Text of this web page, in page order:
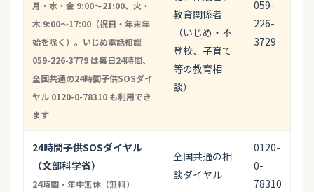
月・水・金 9:00〜21:00、火・
木 9:00〜17:00（祝日・年末年
始を除く）。いじめ電話相談
059-226-3779 は毎日24時間、
全国共通の24時間子供SOSダイ
ヤル 0120-0-78310 も利用でき
ます
教育関係者
（いじめ・不
登校、子育て
等の教育相
談）
059-
226-
3729
24時間子供SOSダイヤル
（文部科学省）
24時間・年中無休（無料）
全国共通の相
談ダイヤル
0120-
0-
78310